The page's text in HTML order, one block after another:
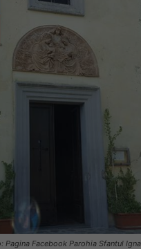
Pagina Facebook Parohia Sfantul